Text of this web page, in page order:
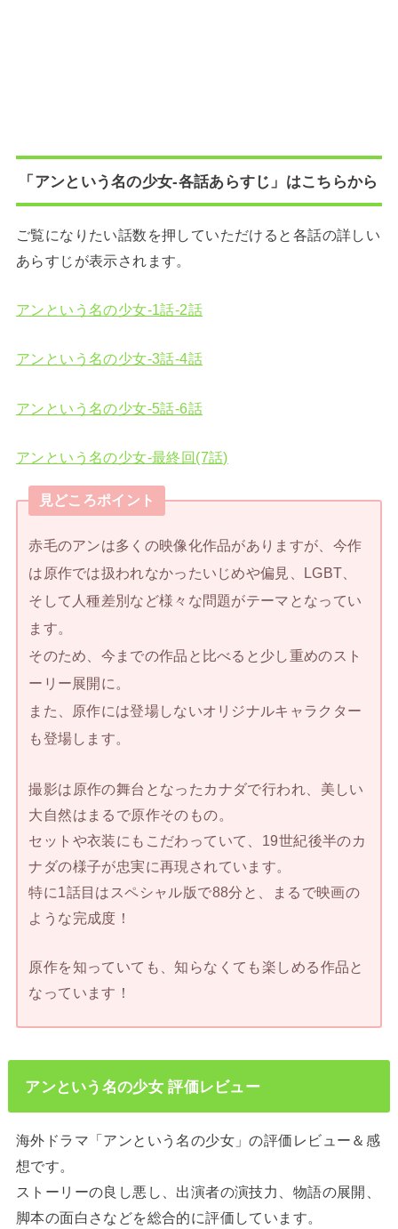
「アンという名の少女-各話あらすじ 」はこちらから
ご覧になりたい話数を押していただけると各話の詳しい
あらすじが表示されます。
アンという名の少女-1話-2話
アンという名の少女-3話-4話
アンという名の少女-5話-6話
アンという名の少女-最終回(7話)
見どころポイント
赤毛のアンは多くの映像化作品がありますが、今作
は原作では扱われなかったいじめや偏見、LGBT、
そして人種差別など様々な問題がテーマとなってい
ます。
そのため、今までの作品と比べると少し重めのスト
ーリー展開に。
また、原作には登場しないオリジナルキャラクター
も登場します。
撮影は原作の舞台となったカナダで行われ、美しい
大自然はまるで原作そのもの。
セットや衣装にもこだわっていて、19世紀後半のカ
ナダの様子が忠実に再現されています。
特に1話目はスペシャル版で88分と、まるで映画の
ような完成度！
原作を知っていても、知らなくても楽しめる作品と
なっています！
アンという名の少女 評価レビュー
海外ドラマ「アンという名の少女」の評価レビュー＆感
想です。
ストーリーの良し悪し、出演者の演技力、物語の展開、
脚本の面白さなどを総合的に評価しています。